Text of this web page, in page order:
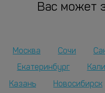
Вас может
Москва Сочи
Екатеринбург
Казань Новосибирск